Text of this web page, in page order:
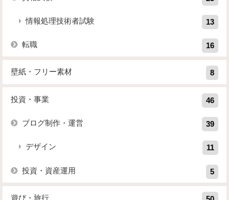
情報処理技術者試験 13
転職 16
壁紙・フリー素材 8
投資・事業 46
ブログ制作・運営 39
デザイン 11
投資・資産運用 5
遊び・旅行